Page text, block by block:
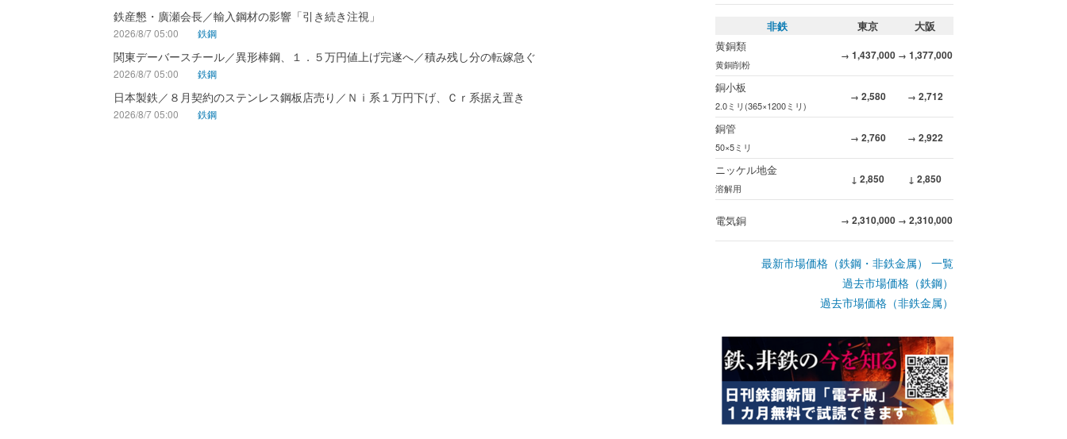
鉄産懇・廣瀬会長／輸入鋼材の影響「引き続き注視」
2026/8/7 05:00 鉄鋼
関東デーバースチール／異形棒鋼、１．５万円値上げ完遂へ／積み残し分の転嫁急ぐ
2026/8/7 05:00 鉄鋼
日本製鉄／８月契約のステンレス鋼板店売り／Ｎｉ系１万円下げ、Ｃｒ系据え置き
2026/8/7 05:00 鉄鋼
非鉄 東京
大阪
黄銅類
黄銅削粉
→ 1,437,000 → 1,377,000
銅小板
2.0ミリ(365×1200ミリ)
→ 2,580 → 2,712
銅管
50×5ミリ
→ 2,760 → 2,922
ニッケル地金
溶解用
↓ 2,850 ↓ 2,850
電気銅 → 2,310,000 → 2,310,000
最新市場価格（鉄鋼・非鉄金属） 一覧
過去市場価格（鉄鋼）
過去市場価格（非鉄金属）